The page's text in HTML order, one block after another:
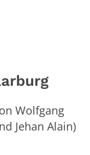
Wolfgang
Jehan Alain)